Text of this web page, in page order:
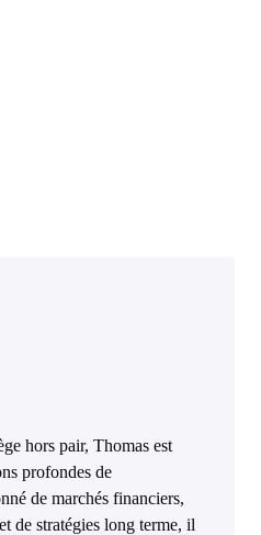
hors pair, Thomas est
profondes de
de marchés financiers,
de stratégies long terme, il